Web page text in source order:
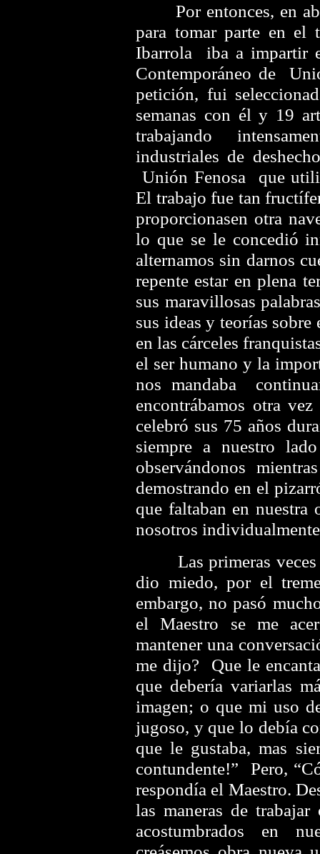
Por entonces, en
para tomar parte en el
Ibarrola iba a impartir
Contemporáneo de
petición, fui
semanas con él y 19
trabajando
industriales de
Unión Fenosa que
El trabajo fue tan
proporcionasen otra
lo que se le concedió
alternamos sin darnos
repente estar en plena
sus maravillosas
sus ideas y teorías
en las cárceles
el ser humano y la
nos mandaba
encontrábamos otra
celebró sus 75 años
siempre a nuestro
observándonos
demostrando en el
que faltaban en nuestra
nosotros
Las primeras veces
dio miedo, por el
embargo, no pasó
el Maestro se me
mantener una
me dijo? Que le
que debería variarlas
imagen; o que mi uso
jugoso, y que lo debía
que le gustaba, mas
contundente!” Pero,
respondía el Maestro.
las maneras de
acostumbrados en